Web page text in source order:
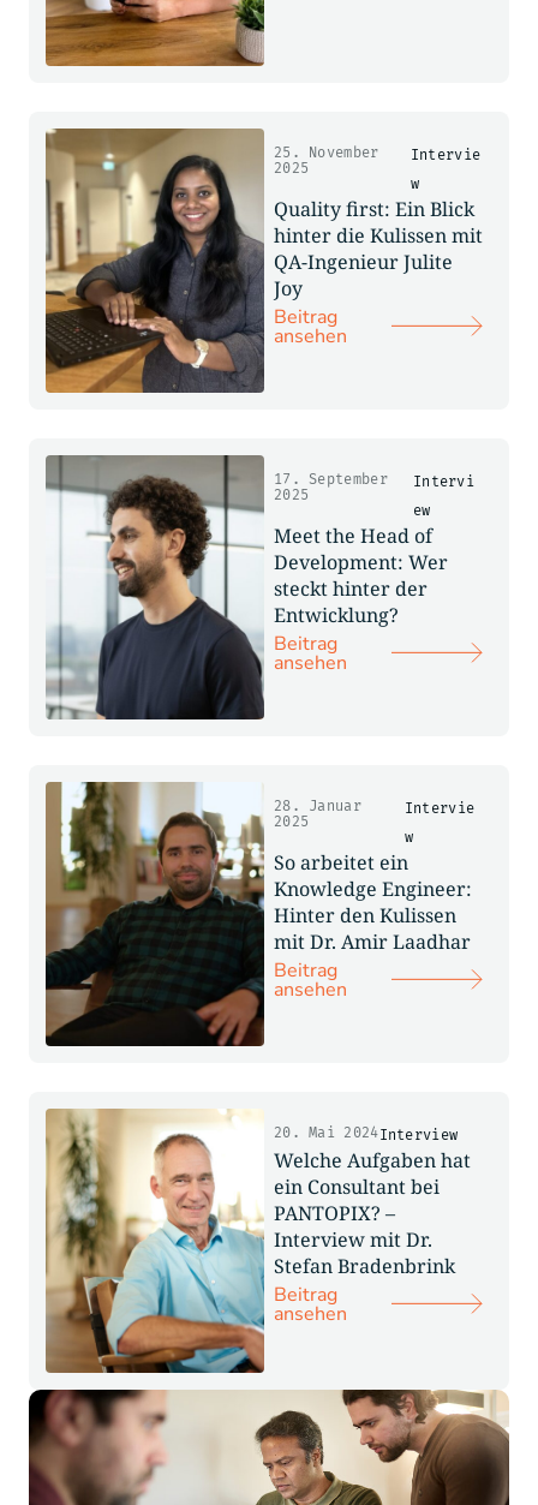
Intervie
w
25. November
2025
Quality first: Ein Blick
hinter die Kulissen mit
QA-Ingenieur Julite
Joy
Beitrag
ansehen
Intervi
ew
17. September
2025
Meet the Head of
Development: Wer
steckt hinter der
Entwicklung?
Beitrag
ansehen
Intervie
w
28. Januar
2025
So arbeitet ein
Knowledge Engineer:
Hinter den Kulissen
mit Dr. Amir Laadhar
Beitrag
ansehen
Interview
20. Mai 2024
Welche Aufgaben hat
ein Consultant bei
PANTOPIX? –
Interview mit Dr.
Stefan Bradenbrink
Beitrag
ansehen